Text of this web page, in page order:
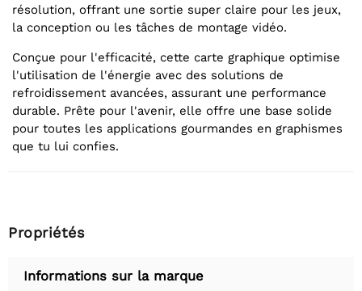
résolution, offrant une sortie super claire pour les jeux,
la conception ou les tâches de montage vidéo.
Conçue pour l'efficacité, cette carte graphique optimise
l'utilisation de l'énergie avec des solutions de
refroidissement avancées, assurant une performance
durable. Prête pour l'avenir, elle offre une base solide
pour toutes les applications gourmandes en graphismes
que tu lui confies.
Propriétés
Informations sur la marque